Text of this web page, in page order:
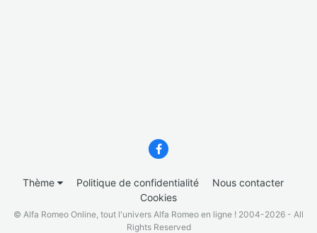
Thème Politique de confidentialité
Nous contacter
Cookies
© Alfa Romeo Online, tout l'univers Alfa Romeo en ligne ! 2004-2026 - All
Rights Reserved